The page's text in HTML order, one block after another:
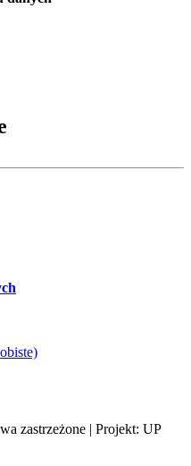
zastrzeżone | Projekt: UP